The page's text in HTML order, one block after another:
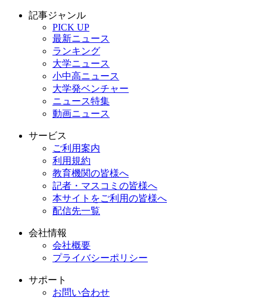
記事ジャンル
PICK UP
最新ニュース
ランキング
大学ニュース
小中高ニュース
大学発ベンチャー
ニュース特集
動画ニュース
サービス
ご利用案内
利用規約
教育機関の皆様へ
記者・マスコミの皆様へ
本サイトをご利用の皆様へ
配信先一覧
会社情報
会社概要
プライバシーポリシー
サポート
お問い合わせ